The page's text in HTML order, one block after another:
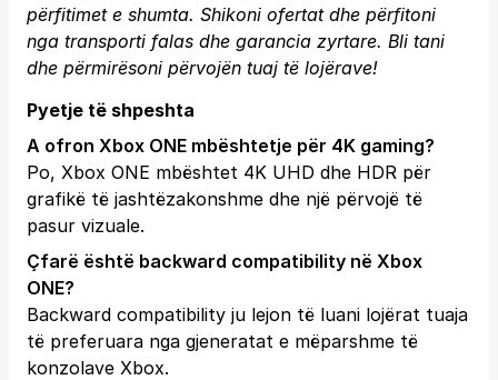
përfitimet e shumta. Shikoni ofertat dhe përfitoni
nga transporti falas dhe garancia zyrtare. Bli tani
dhe përmirësoni përvojën tuaj të lojërave!
Pyetje të shpeshta
A ofron Xbox ONE mbështetje për 4K gaming?
Po, Xbox ONE mbështet 4K UHD dhe HDR për
grafikë të jashtëzakonshme dhe një përvojë të
pasur vizuale.
Çfarë është backward compatibility në Xbox
ONE?
Backward compatibility ju lejon të luani lojërat tuaja
të preferuara nga gjeneratat e mëparshme të
konzolave Xbox.